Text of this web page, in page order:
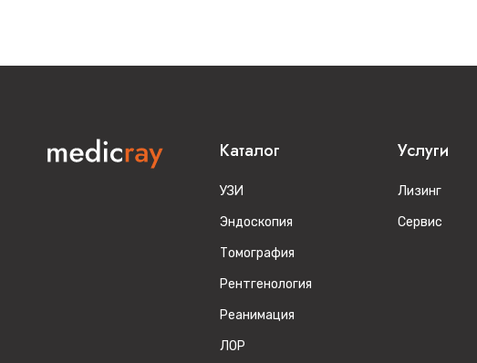
Каталог
УЗИ
Эндоскопия
Томография
Рентгенология
Реанимация
ЛОР
Услуги
Лизинг
Сервис